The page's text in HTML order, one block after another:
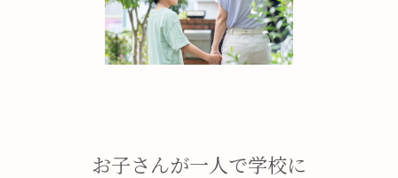
お子さんが一人で学校に